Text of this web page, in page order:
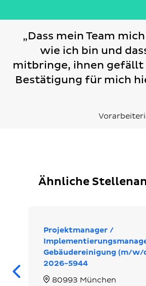
„Dass mein Team
wie ich bin und
mitbringe, ihnen gefällt
Bestätigung für mich
Ähnliche
Zurück
Projektmanager /
Gebäudereinigung (m/w/
2026-5944
80993 München